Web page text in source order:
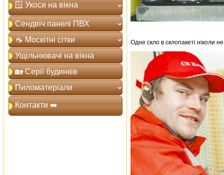
🪟 Укоси на вікна
Сендвіч панелі ПВХ
🦟 Москітні сітки
Ущільнювачі на вікна
🏡 Серії будинків
Пиломатеріали
Контакти ➡️
Одне скло в склопакеті ніколи